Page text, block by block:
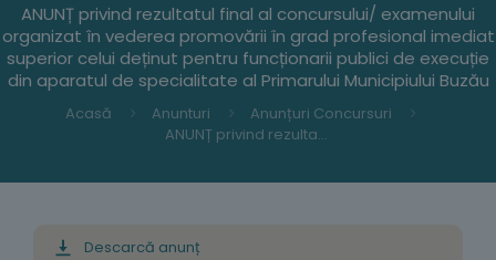
ANUNȚ privind rezultatul final al concursului/ examenului
organizat în vederea promovării în grad profesional imediat
superior celui deținut pentru funcționarii publici de execuție
din aparatul de specialitate al Primarului Municipiului Buzău
Acasă Anunturi
Anunțuri Concursuri
ANUNȚ privind rezultatul final al concursului/ examenului organizat în vederea promovării în grad profesional imediat superior celui deținut pentru funcționarii publici de execuție din aparatul de specialitate al Primarului Municipiului Buzău
Descarcă anunț